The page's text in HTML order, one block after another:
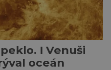
I Venuši
oceán